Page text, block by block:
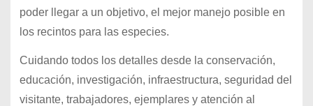
poder llegar a un objetivo, el mejor manejo posible en
los recintos para las especies.
Cuidando todos los detalles desde la conservación,
educación, investigación, infraestructura, seguridad del
visitante, trabajadores, ejemplares y atención al